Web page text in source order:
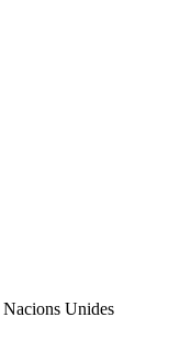
Nacions Unides